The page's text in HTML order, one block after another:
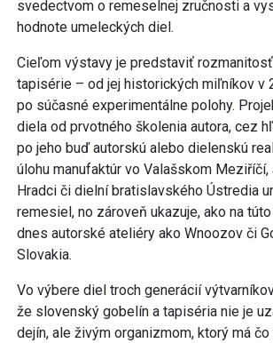
svedectvom o remeselnej zručnosti a
hodnote umeleckých diel.
Cieľom výstavy je predstaviť
tapisérie – od jej historických miľníkov v
po súčasné experimentálne polohy.
diela od prvotného školenia autora, cez
po jeho buď autorskú alebo dielenskú
úlohu manufaktúr vo Valašskom
Hradci či dielní bratislavského Ústredia
remesiel, no zároveň ukazuje, ako na
dnes autorské ateliéry ako Wnoozov či
Slovakia.
Vo výbere diel troch generácií
že slovenský gobelín a tapiséria nie je
dejín, ale živým organizmom, ktorý má